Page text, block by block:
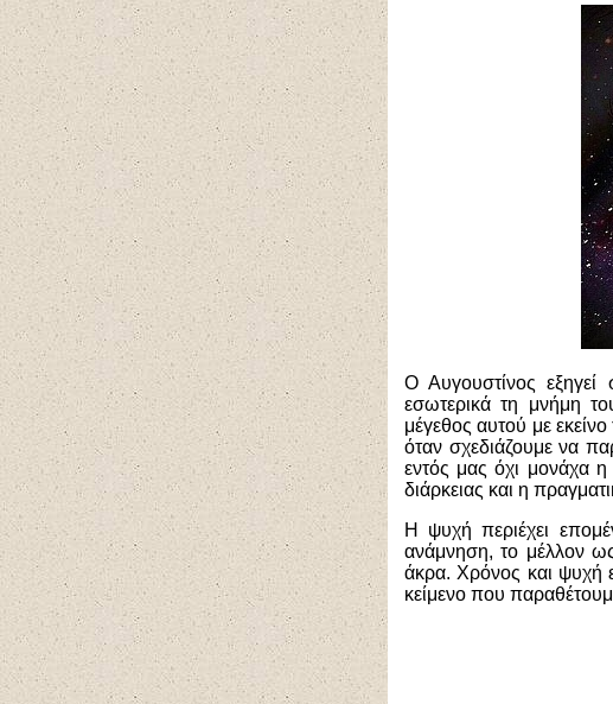
Ο Αυγουστίνος εξηγεί
εσωτερικά τη μνήμη
μέγεθος αυτού με
όταν σχεδιάζουμε να
εντός μας όχι μονάχα
διάρκειας και η
Η ψυχή περιέχει
ανάμνηση, το μέλλον
άκρα. Χρόνος και ψυχή
κείμενο που